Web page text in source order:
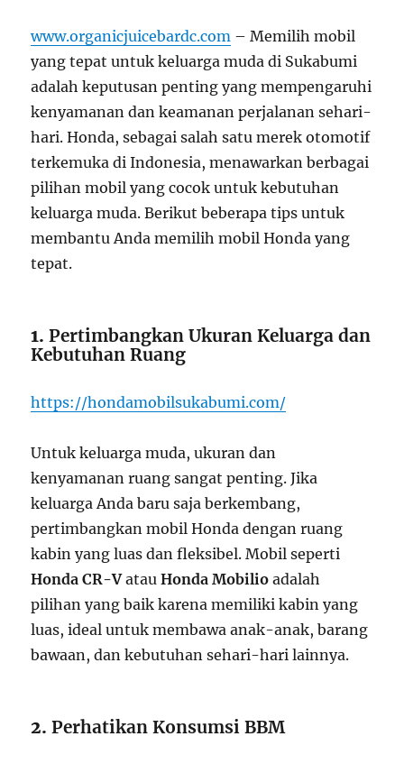
www.organicjuicebardc.com – Memilih mobil
yang tepat untuk keluarga muda di Sukabumi
adalah keputusan penting yang mempengaruhi
kenyamanan dan keamanan perjalanan sehari-
hari. Honda, sebagai salah satu merek otomotif
terkemuka di Indonesia, menawarkan berbagai
pilihan mobil yang cocok untuk kebutuhan
keluarga muda. Berikut beberapa tips untuk
membantu Anda memilih mobil Honda yang
tepat.
1.Pertimbangkan Ukuran Keluarga dan
Kebutuhan Ruang
https://hondamobilsukabumi.com/
Untuk keluarga muda, ukuran dan
kenyamanan ruang sangat penting. Jika
keluarga Anda baru saja berkembang,
pertimbangkan mobil Honda dengan ruang
kabin yang luas dan fleksibel. Mobil seperti
Honda CR-VatauHonda Mobilio adalah
pilihan yang baik karena memiliki kabin yang
luas, ideal untuk membawa anak-anak, barang
bawaan, dan kebutuhan sehari-hari lainnya.
2.Perhatikan Konsumsi BBM